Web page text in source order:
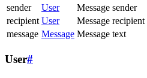
sender
User
Message sender
recipient User
Message recipient
message Message Message text
User#